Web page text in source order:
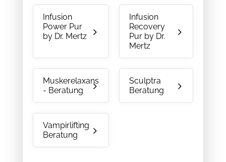
Infusion
Power Pur
by Dr. Mertz
Infusion
Recovery
Pur by Dr.
Mertz
Muskerelaxans
- Beratung
Sculptra
Beratung
Vampirlifting
Beratung